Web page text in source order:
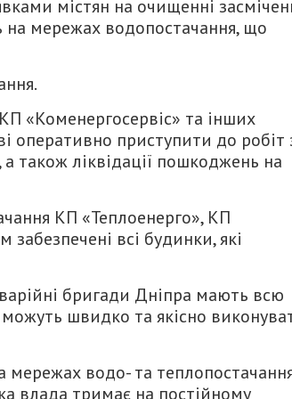
містян на очищенні
мережах водопостачання, що
«Коменергосервіс» та інших
оперативно приступити до робіт
також ліквідації пошкоджень на
КП «Теплоенерго», КП
всі будинки, які
бригади Дніпра мають всю
швидко та якісно
мережах водо- та
влада тримає на постійному